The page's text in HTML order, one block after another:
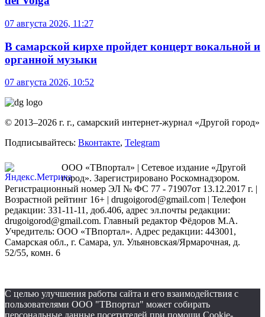
07 августа 2026, 11:27
В самарской кирхе пройдет концерт вокальной и
органной музыки
07 августа 2026, 10:52
© 2013–2026 г. г., самарский интернет-журнал «Другой город»
Подписывайтесь: Вконтакте, Telegram
ООО «ТВпортал» | Сетевое издание «Другой
город». Зарегистрировано Роскомнадзором.
Регистрационный номер ЭЛ № ФС 77 - 71907от 13.12.2017 г. |
Возрастной рейтинг 16+ | drugoigorod@gmail.com | Телефон
редакции: 331-11-11, доб.406, адрес эл.почты редакции:
drugoigorod@gmail.com. Главный редактор Фёдоров М.А.
Учредитель: ООО «ТВпортал». Адрес редакции: 443001,
Самарская обл., г. Самара, ул. Ульяновская/Ярмарочная, д.
52/55, комн. 6
С целью улучшения работы сайта и его взаимодействия с
пользователями ООО "ТВпортал" может собирать